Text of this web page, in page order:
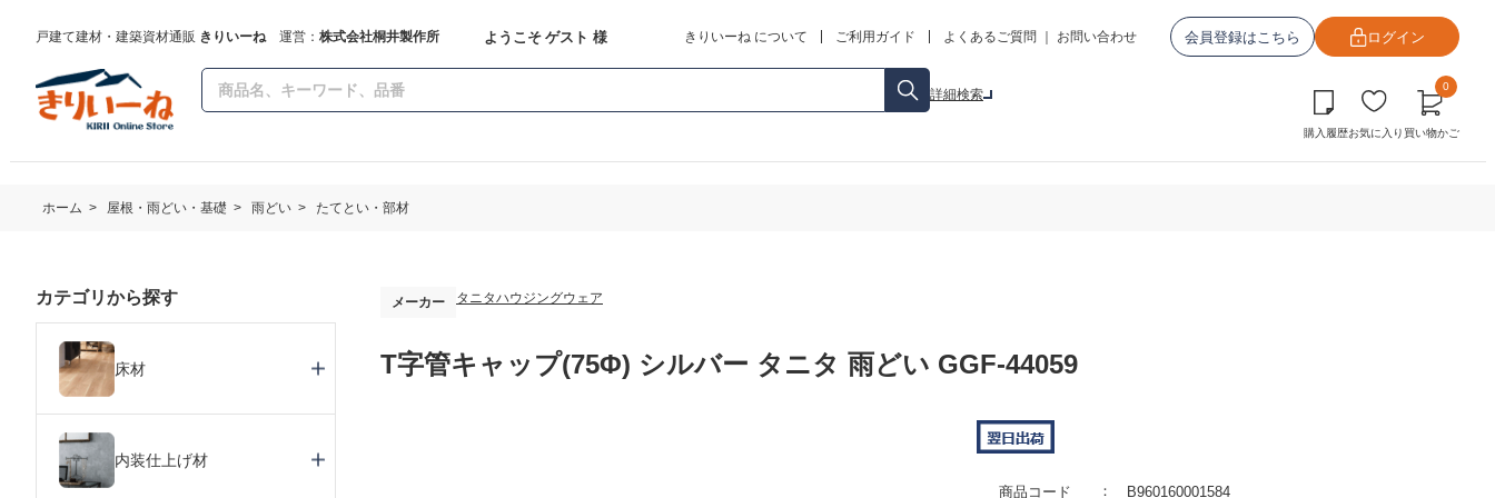
戸建て建材・建築資材通販 きりいーね運営： 株式会社桐井製作所 ようこそ ゲスト 様 きりいーね について ご利用ガイド よくあるご質問 お問い合わせ 会員登録はこちら ログイン
詳細検索
購入履歴お気に入り
0
買い物かご
ホーム > 屋根・雨どい・基礎 > 雨どい > たてとい・部材
メーカー タニタハウジングウェア
T字管キャップ(75Φ) シルバー タニタ 雨どい GGF-44059
商品コード B960160001584
カテゴリから探す
床材
内装仕上げ材